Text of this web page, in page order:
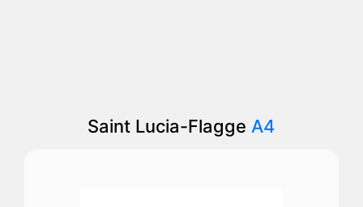
Saint Lucia-Flagge A4